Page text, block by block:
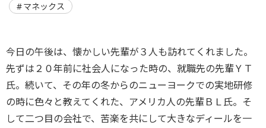
マネックス
今日の午後は、懐かしい先輩が３人も訪れてくれました。
先ずは２０年前に社会人になった時の、就職先の先輩ＹＴ
氏。続いて、その年の冬からのニューヨークでの実地研修
の時に色々と教えてくれた、アメリカ人の先輩ＢＬ氏。そ
して二つ目の会社で、苦楽を共にして大きなディールを一